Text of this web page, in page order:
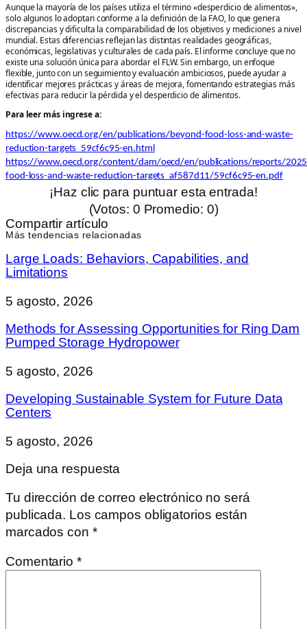
Aunque la mayoría de los países utiliza el término «desperdicio de alimentos»,
solo algunos lo adoptan conforme a la definición de la FAO, lo que genera
discrepancias y dificulta la comparabilidad de los objetivos y mediciones a nivel
mundial. Estas diferencias reflejan las distintas realidades geográficas,
económicas, legislativas y culturales de cada país. El informe concluye que no
existe una solución única para abordar el FLW. Sin embargo, un enfoque
flexible, junto con un seguimiento y evaluación ambiciosos, puede ayudar a
identificar mejores prácticas y áreas de mejora, fomentando estrategias más
efectivas para reducir la pérdida y el desperdicio de alimentos.
Para leer más ingrese a:
https://www.oecd.org/en/publications/beyond-food-loss-and-waste-
reduction-targets_59cf6c95-en.html
https://www.oecd.org/content/dam/oecd/en/publications/reports/
food-loss-and-waste-reduction-targets_af587d11/59cf6c95-en.pdf
¡Haz clic para puntuar esta entrada!
(Votos: 0 Promedio: 0)
Compartir artículo
Más tendencias relacionadas
Large Loads: Behaviors, Capabilities, and
Limitations
5 agosto, 2026
Methods for Assessing Opportunities for Ring Dam
Pumped Storage Hydropower
5 agosto, 2026
Developing Sustainable System for Future Data
Centers
5 agosto, 2026
Deja una respuesta
Tu dirección de correo electrónico no será
publicada. Los campos obligatorios están
marcados con *
Comentario *